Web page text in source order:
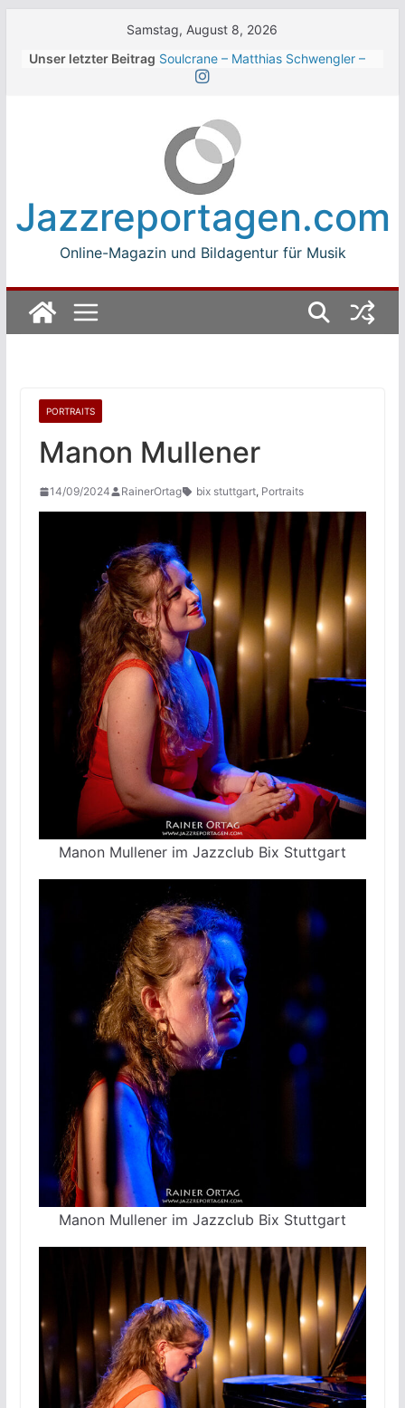
Samstag, August 8, 2026
Unser letzter Beitrag Soulcrane – Matthias Schwengler –
Walter Trout Band beim Winterbach
Zeltspektakel 2026
The Cinelli Brothers beim
Winterbach Zeltspektakel 2026
Jean-Michel Jarre bei den jazz open
Modena auf der Piazza Roma 2026
Jazzreportagen.com
Online-Magazin und Bildagentur für Musik
PORTRAITS
Manon Mullener
14/09/2024 RainerOrtag bix stuttgart, Portraits
Manon Mullener im Jazzclub Bix Stuttgart
Manon Mullener im Jazzclub Bix Stuttgart